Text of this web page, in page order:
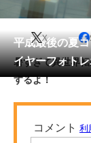
動物
会員記事
メディア
ITの今と未来
平成最後の夏
イヤーフォト
X
暑すぎて異世界
するよ！